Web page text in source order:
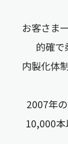
お客さま
的確で
内製化体
2007年
10,000